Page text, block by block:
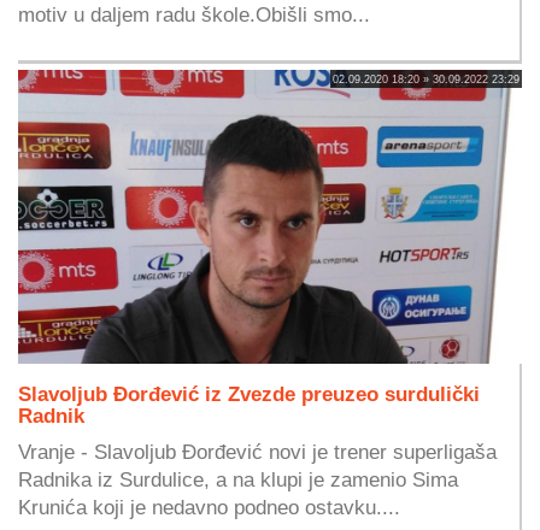
motiv u daljem radu škole.Obišli smo...
02.09.2020 18:20 » 30.09.2022 23:29
Slavoljub Đorđević iz Zvezde preuzeo surdulički
Radnik
Vranje - Slavoljub Đorđević novi je trener superligaša
Radnika iz Surdulice, a na klupi je zamenio Sima
Krunića koji je nedavno podneo ostavku....